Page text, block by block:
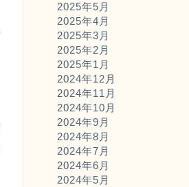
2025年5月
2025年4月
2025年3月
2025年2月
2025年1月
2024年12月
2024年11月
2024年10月
2024年9月
2024年8月
2024年7月
2024年6月
2024年5月